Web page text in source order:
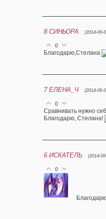
8 СИНЬОРА (2014-09-
0
Благодарю,Стелана
7 ЕЛЕНА_Ч (2014-09-
0
Сравнивать нужно
Благодарю, Стелана!
6 ИСКАТЕЛЬ (2014-
0